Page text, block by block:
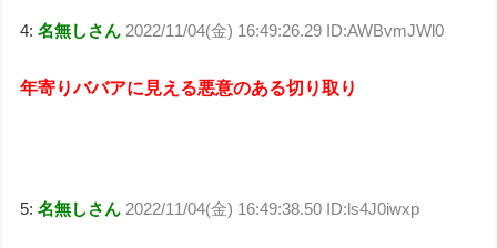
4:名無しさん 2022/11/04(金) 16:49:26.29 ID:AWBvmJWl0
年寄りババアに見える悪意のある切り取り
5:名無しさん 2022/11/04(金) 16:49:38.50 ID:ls4J0iwxp